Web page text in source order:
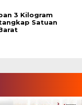
3 Kilogram
Satuan